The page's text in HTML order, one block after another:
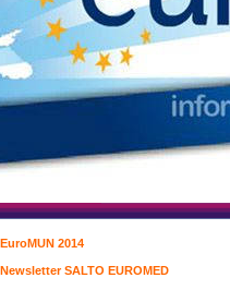
EuroMUN 2014
Newsletter SALTO EUROMED